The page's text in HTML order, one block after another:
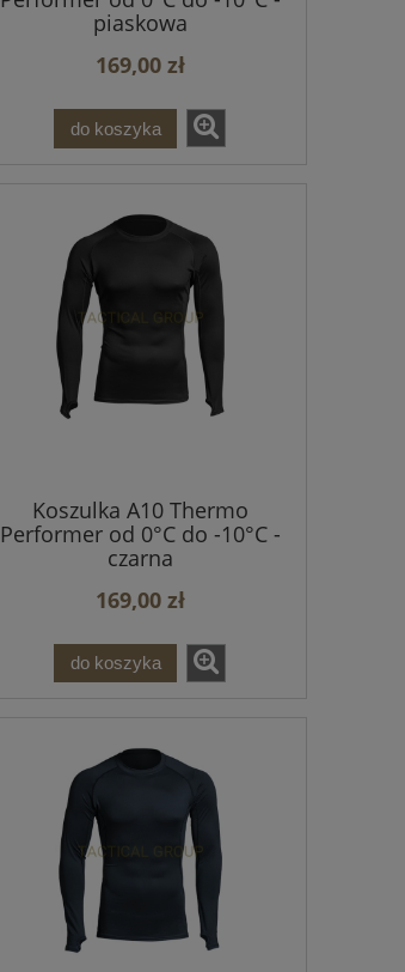
piaskowa
169,00 zł
do koszyka
Koszulka A10 Thermo
Performer od 0°C do -10°C -
czarna
169,00 zł
do koszyka